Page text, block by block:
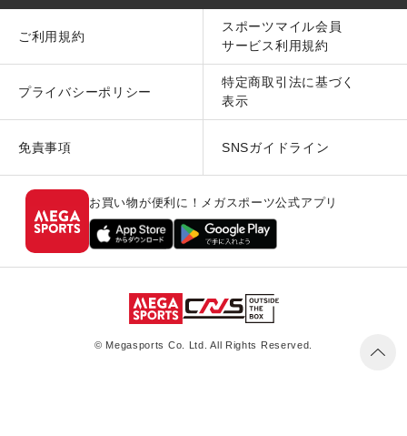
ご利用規約
スポーツマイル会員
サービス利用規約
プライバシーポリシー
特定商取引法に基づく
表示
免責事項 SNSガイドライン
お買い物が便利に！メガスポーツ公式アプリ
© Megasports Co. Ltd. All Rights Reserved.